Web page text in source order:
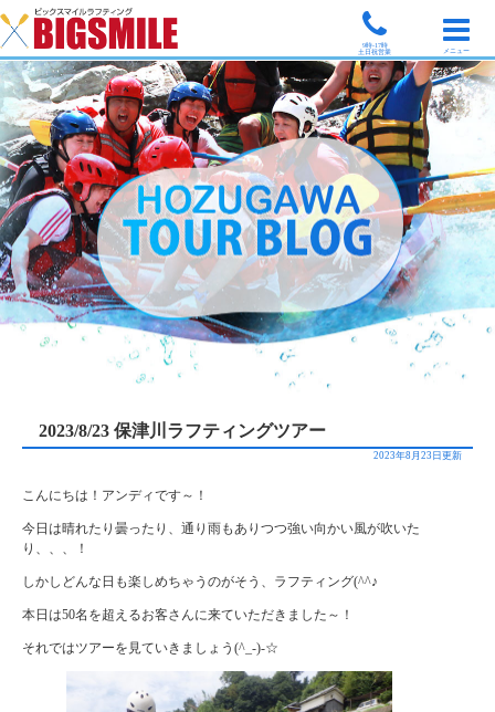
9時-17時
土日祝営業
メニュー
2023/8/23 保津川ラフティングツアー
2023年8月23日更新
こんにちは！アンディです～！
今日は晴れたり曇ったり、通り雨もありつつ強い向かい風が吹いた
り、、、！
しかしどんな日も楽しめちゃうのがそう、ラフティング(^^♪
本日は50名を超えるお客さんに来ていただきました～！
それではツアーを見ていきましょう(^_-)-☆